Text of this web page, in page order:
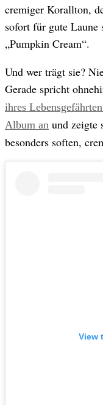
cremiger Korallton,
sofort für gute Laune
„Pumpkin Cream“.
Und wer trägt sie?
Gerade spricht
ihres
Album an und zeigte
besonders soften,
View